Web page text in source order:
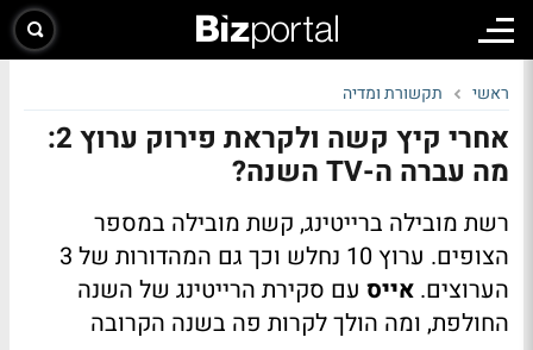
ראשי תקשורת ומדיה
אחרי קיץ קשה ולקראת פירוק ערוץ 2:
מה עברה ה-TV השנה?
רשת מובילה ברייטינג, קשת מובילה במספר
הצופים. ערוץ 10 נחלש וכך גם המהדורות של 3
הערוצים. אייס עם סקירת הרייטינג של השנה
החולפת, ומה הולך לקרות פה בשנה הקרובה